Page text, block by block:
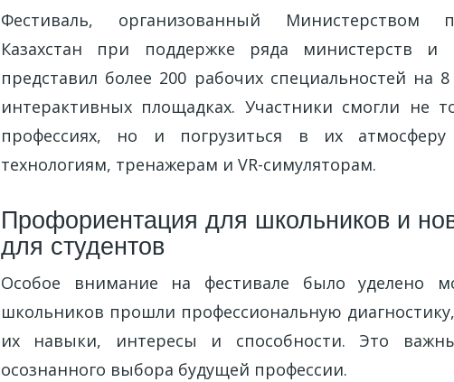
Фестиваль, организованный Министерством
Казахстан при поддержке ряда министерств и
представил более 200 рабочих специальностей на
интерактивных площадках. Участники смогли не
профессиях, но и погрузиться в их атмосферу
технологиям, тренажерам и VR-симуляторам.
Профориентация для школьников и
для студентов
Особое внимание на фестивале было уделено
школьников прошли профессиональную
их навыки, интересы и способности. Это
осознанного выбора будущей профессии.